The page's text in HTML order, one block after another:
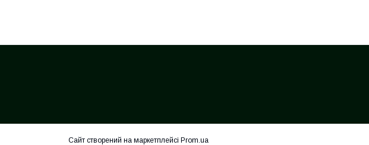
Сайт створений на маркетплейсі Prom.ua